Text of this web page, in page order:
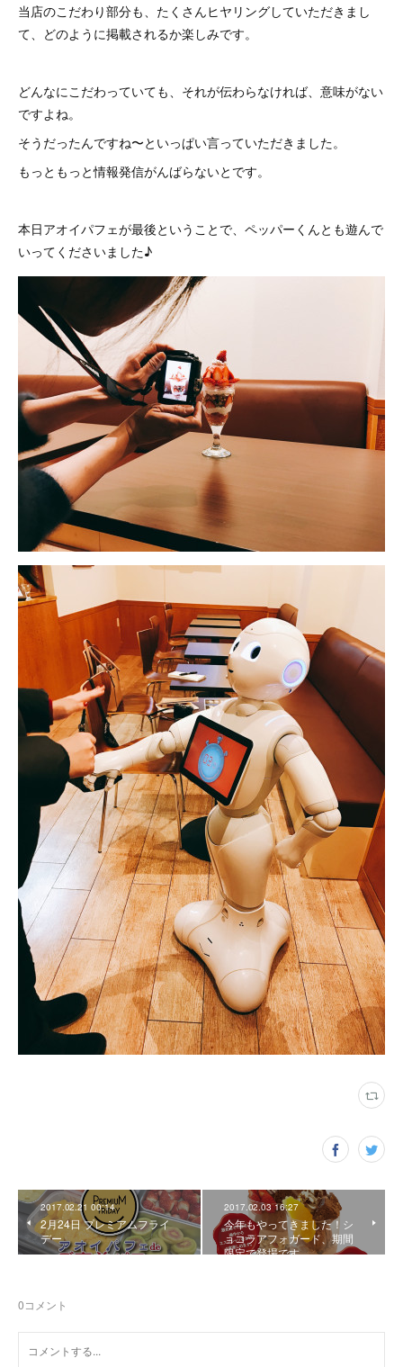
当店のこだわり部分も、たくさんヒヤリングしていただきまし
て、どのように掲載されるか楽しみです。
どんなにこだわっていても、それが伝わらなければ、意味がない
ですよね。
そうだったんですね〜といっぱい言っていただきました。
もっともっと情報発信がんばらないとです。
本日アオイパフェが最後ということで、ペッパーくんとも遊んで
いってくださいました♪
2017.02.21 00:14
2月24日 プレミアムフライ
デー
2017.02.03 16:27
今年もやってきました！シ
ョコラアフォガード、期間
限定で登場です。
0コメント